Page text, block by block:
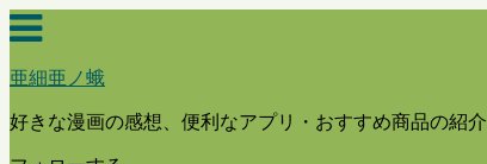
亜細亜ノ蛾
好きな漫画の感想、便利なアプリ・おすすめ商品の紹介